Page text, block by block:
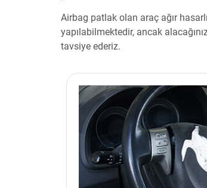
Airbag patlak olan araç ağır
yapılabilmektedir, ancak
tavsiye ederiz.